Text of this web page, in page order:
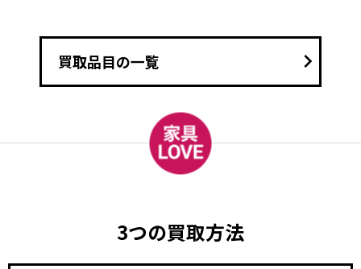
買取品目の一覧 keyboard_arrow_right
3つの買取方法